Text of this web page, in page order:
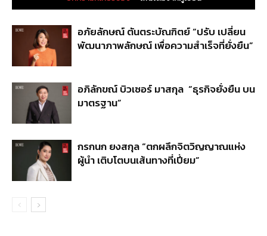
อภัยลักษณ์ ตันตระบัณฑิตย์ “ปรับ เปลี่ยน
พัฒนาภาพลักษณ์ เพื่อความสำเร็จที่ยั่งยืน”
อภิลักขณ์ บิวเซอร์ มาสกุล “ธุรกิจยั่งยืน บน
มาตรฐาน”
กรกนก ยงสกุล “ตกผลึกจิตวิญญาณแห่ง
ผู้นำ เติบโตบนเส้นทางที่เปี่ยม”